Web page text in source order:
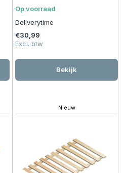
Op voorraad
Deliverytime
€30,99
Excl. btw
Bekijk
Nieuw